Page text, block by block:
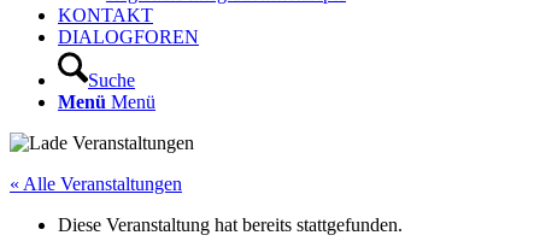
KONTAKT
DIALOGFOREN
Suche
Menü Menü
« Alle Veranstaltungen
Diese Veranstaltung hat bereits stattgefunden.